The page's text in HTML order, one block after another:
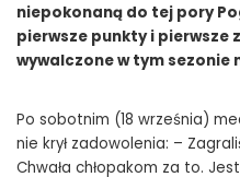
niepokonaną do tej pory
pierwsze punkty i pierwsze
wywalczone w tym sezonie
Po sobotnim (18 września)
nie krył zadowolenia: –
Chwała chłopakom za to.